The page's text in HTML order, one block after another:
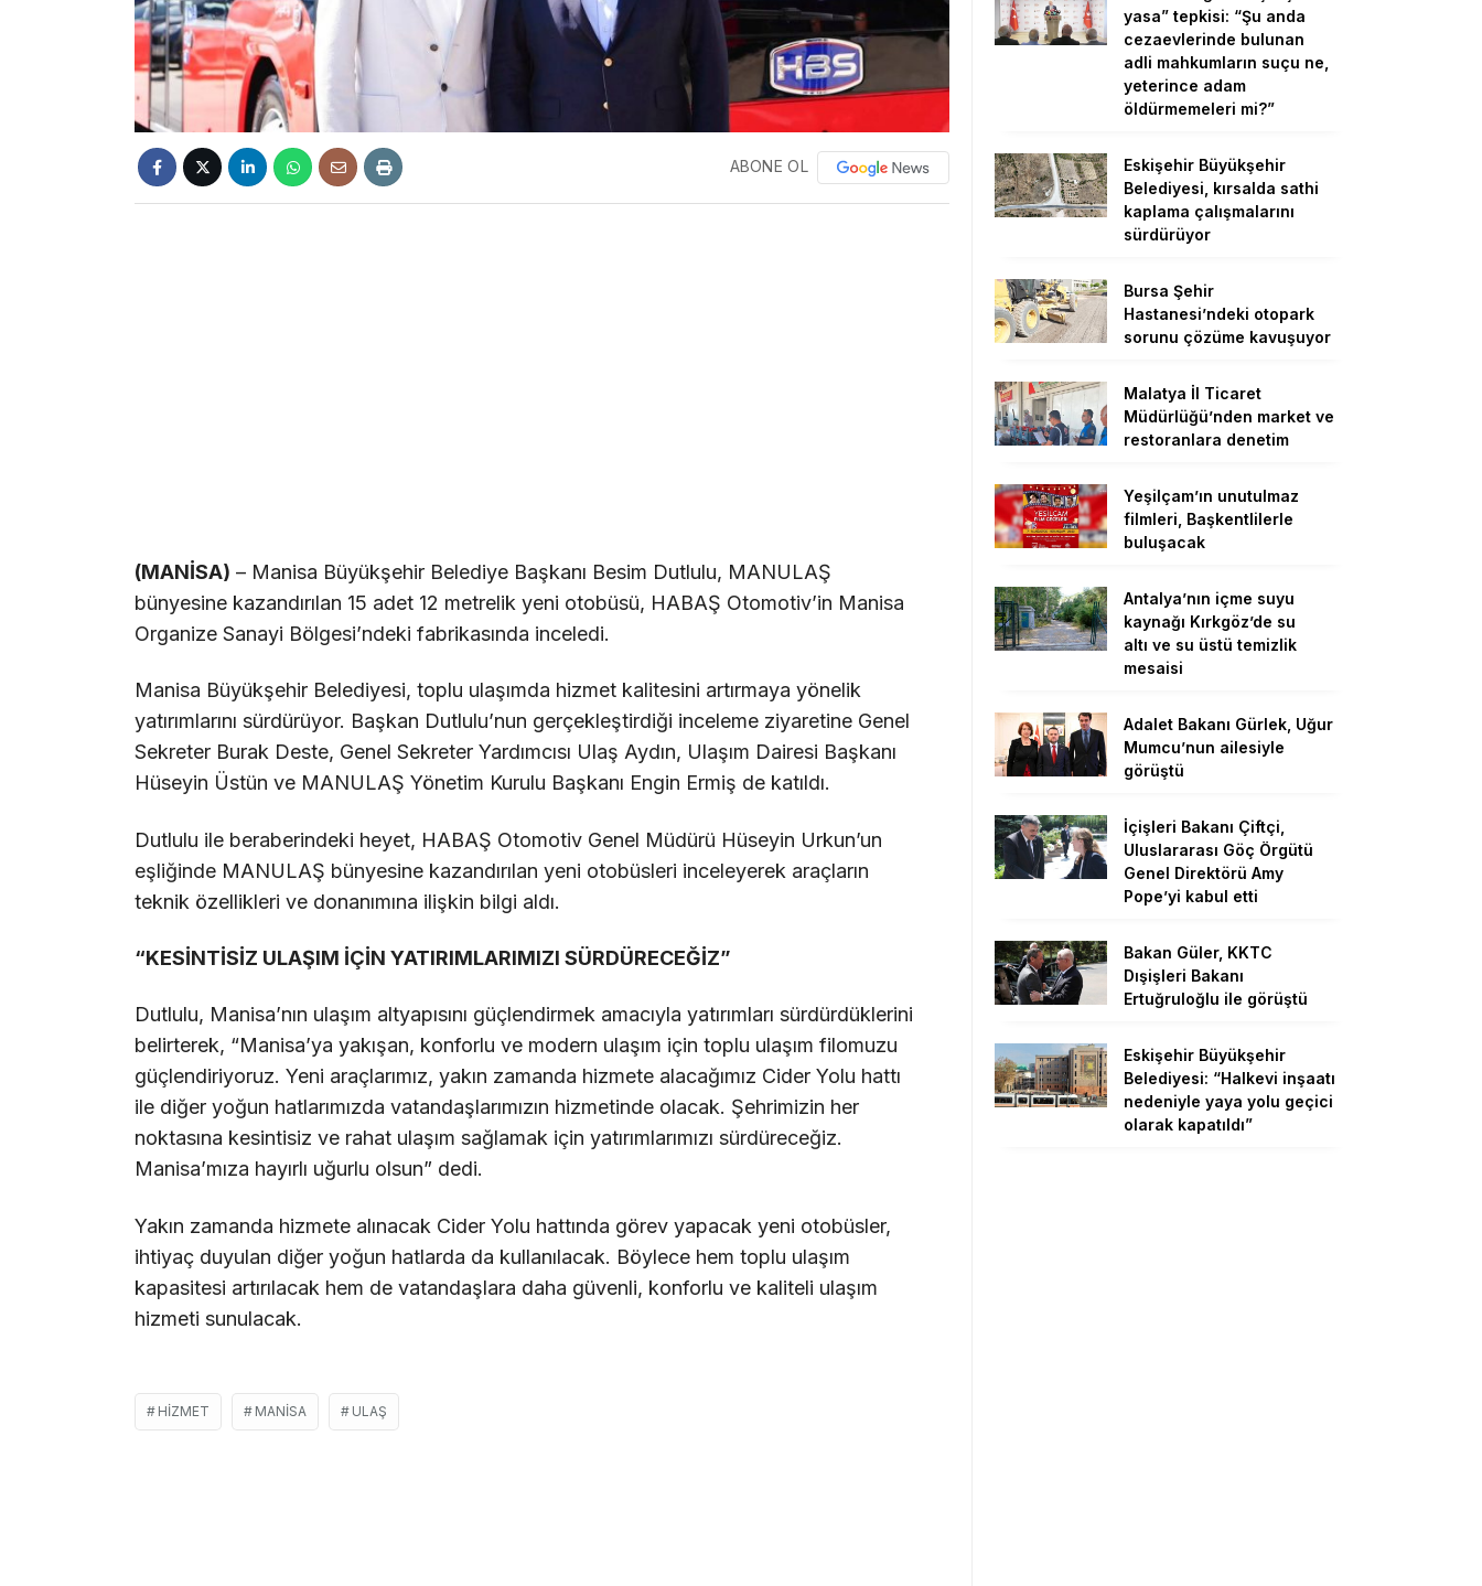
ABONE OL
(MANİSA) – Manisa Büyükşehir Belediye Başkanı Besim Dutlulu, MANULAŞ
bünyesine kazandırılan 15 adet 12 metrelik yeni otobüsü, HABAŞ Otomotiv’in Manisa
Organize Sanayi Bölgesi’ndeki fabrikasında inceledi.
Manisa Büyükşehir Belediyesi, toplu ulaşımda hizmet kalitesini artırmaya yönelik
yatırımlarını sürdürüyor. Başkan Dutlulu’nun gerçekleştirdiği inceleme ziyaretine Genel
Sekreter Burak Deste, Genel Sekreter Yardımcısı Ulaş Aydın, Ulaşım Dairesi Başkanı
Hüseyin Üstün ve MANULAŞ Yönetim Kurulu Başkanı Engin Ermiş de katıldı.
Dutlulu ile beraberindeki heyet, HABAŞ Otomotiv Genel Müdürü Hüseyin Urkun’un
eşliğinde MANULAŞ bünyesine kazandırılan yeni otobüsleri inceleyerek araçların
teknik özellikleri ve donanımına ilişkin bilgi aldı.
“KESİNTİSİZ ULAŞIM İÇİN YATIRIMLARIMIZI SÜRDÜRECEĞİZ”
Dutlulu, Manisa’nın ulaşım altyapısını güçlendirmek amacıyla yatırımları sürdürdüklerini
belirterek, “Manisa’ya yakışan, konforlu ve modern ulaşım için toplu ulaşım filomuzu
güçlendiriyoruz. Yeni araçlarımız, yakın zamanda hizmete alacağımız Cider Yolu hattı
ile diğer yoğun hatlarımızda vatandaşlarımızın hizmetinde olacak. Şehrimizin her
noktasına kesintisiz ve rahat ulaşım sağlamak için yatırımlarımızı sürdüreceğiz.
Manisa’mıza hayırlı uğurlu olsun” dedi.
Yakın zamanda hizmete alınacak Cider Yolu hattında görev yapacak yeni otobüsler,
ihtiyaç duyulan diğer yoğun hatlarda da kullanılacak. Böylece hem toplu ulaşım
kapasitesi artırılacak hem de vatandaşlara daha güvenli, konforlu ve kaliteli ulaşım
hizmeti sunulacak.
HIZMET MANISA ULAŞ
yasa” tepkisi: “Şu anda
cezaevlerinde bulunan
adli mahkumların suçu ne,
yeterince adam
öldürmemeleri mi?”
Eskişehir Büyükşehir
Belediyesi, kırsalda sathi
kaplama çalışmalarını
sürdürüyor
Bursa Şehir
Hastanesi’ndeki otopark
sorunu çözüme kavuşuyor
Malatya İl Ticaret
Müdürlüğü’nden market ve
restoranlara denetim
Yeşilçam’ın unutulmaz
filmleri, Başkentlilerle
buluşacak
Antalya’nın içme suyu
kaynağı Kırkgöz’de su
altı ve su üstü temizlik
mesaisi
Adalet Bakanı Gürlek, Uğur
Mumcu’nun ailesiyle
görüştü
İçişleri Bakanı Çiftçi,
Uluslararası Göç Örgütü
Genel Direktörü Amy
Pope’yi kabul etti
Bakan Güler, KKTC
Dışişleri Bakanı
Ertuğruloğlu ile görüştü
Eskişehir Büyükşehir
Belediyesi: “Halkevi inşaatı
nedeniyle yaya yolu geçici
olarak kapatıldı”